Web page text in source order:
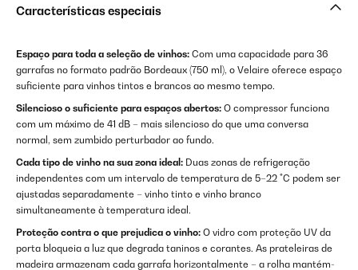
Características especiais
Espaço para toda a seleção de vinhos: Com uma capacidade para 36
garrafas no formato padrão Bordeaux (750 ml), o Velaire oferece espaço
suficiente para vinhos tintos e brancos ao mesmo tempo.
Silencioso o suficiente para espaços abertos: O compressor funciona
com um máximo de 41 dB – mais silencioso do que uma conversa
normal, sem zumbido perturbador ao fundo.
Cada tipo de vinho na sua zona ideal: Duas zonas de refrigeração
independentes com um intervalo de temperatura de 5–22 °C podem ser
ajustadas separadamente – vinho tinto e vinho branco
simultaneamente à temperatura ideal.
Proteção contra o que prejudica o vinho: O vidro com proteção UV da
porta bloqueia a luz que degrada taninos e corantes. As prateleiras de
madeira armazenam cada garrafa horizontalmente – a rolha mantém-